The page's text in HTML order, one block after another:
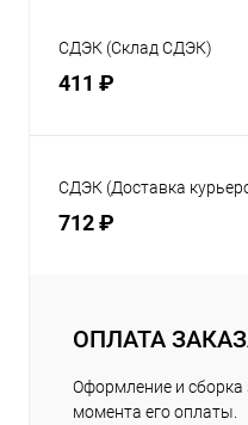
СДЭК (Склад СДЭК)
411 ₽
СДЭК (Доставка
712 ₽
ОПЛАТА
Оформление и сборка
момента его оплаты.